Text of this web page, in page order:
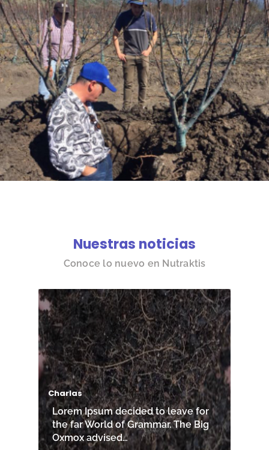
Nuestras noticias
Conoce lo nuevo en Nutraktis
Charlas
Lorem Ipsum decided to leave for
the far World of Grammar. The Big
Oxmox advised…